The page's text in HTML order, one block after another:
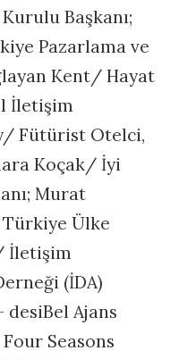
Başkanı;
Pazarlama ve
Kent/ Hayat
İletişim
Fütürist Otelci,
Koçak/ İyi
Murat
Ülke
İletişim
(İDA)
desiBel Ajans
Seasons